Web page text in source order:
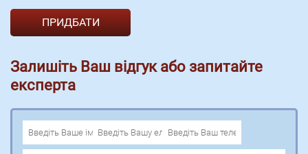
Залишіть Ваш відгук або запитайте
експерта